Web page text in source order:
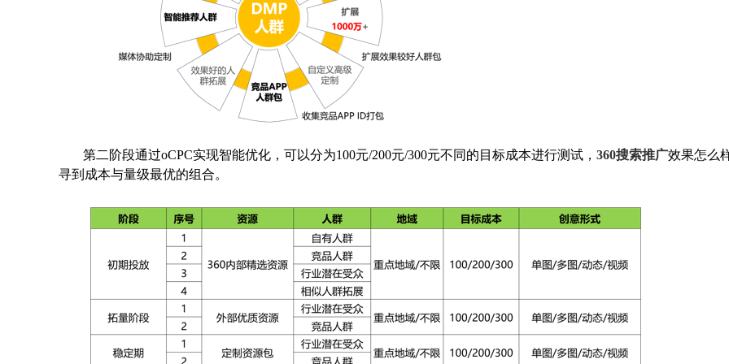
第二阶段通过oCPC实现智能优化，可以分为100元/200元/300元不同的目标成本进行测试， 360搜索推广效果怎么
寻到成本与量级最优的组合。